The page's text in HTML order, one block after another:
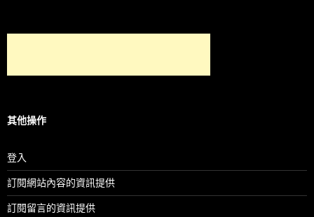
其他操作
登入
訂閱網站內容的資訊提供
訂閱留言的資訊提供